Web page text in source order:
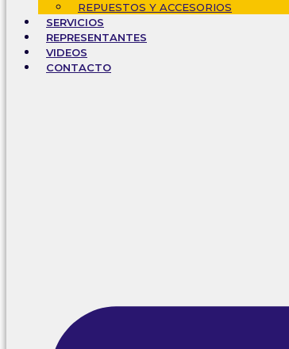
REPUESTOS Y ACCESORIOS
SERVICIOS
REPRESENTANTES
VIDEOS
CONTACTO